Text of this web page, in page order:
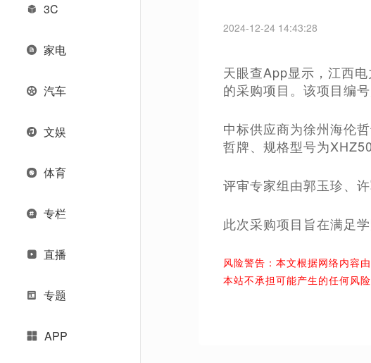
3C
家电
汽车
文娱
体育
专栏
直播
专题
APP
2024-12-24 14:43:28
天眼查App显示，江西
的采购项目。该项目编
中标供应商为徐州海伦
哲牌、规格型号为
评审专家组由郭玉珍、
此次采购项目旨在满足
风险警告：本文根据网络内容
本站不承担可能产生的任何风